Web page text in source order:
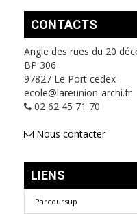
CONTACTS
Angle des rues du 20
BP 306
97827 Le Port cedex
ecole@lareunion-archi.fr
02 62 45 71 70
Nous contacter
LIENS
Parcoursup